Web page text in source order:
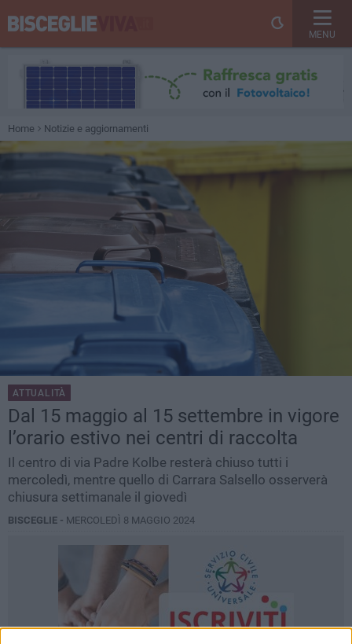
MENU
Home Notizie e aggiornamenti
ATTUALITÀ
Dal 15 maggio al 15 settembre in vigore
l’orario estivo nei centri di raccolta
Il centro di via Padre Kolbe resterà chiuso tutti i
mercoledì, mentre quello di Carrara Salsello osserverà
chiusura settimanale il giovedì
BISCEGLIE - MERCOLEDÌ 8 MAGGIO 2024